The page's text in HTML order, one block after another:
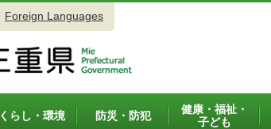
Foreign Languages
くらし・環境 防災・防犯
健康・福祉・
子ども